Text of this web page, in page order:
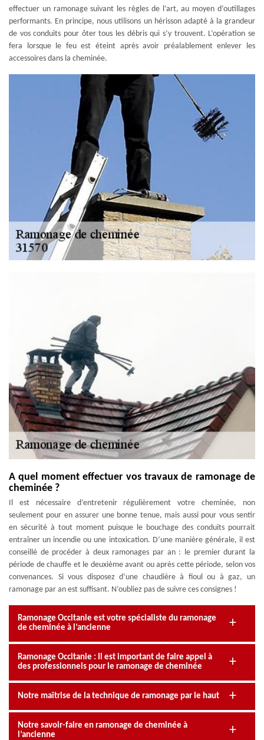
effectuer un ramonage suivant les règles de l’art, au moyen d’outillages
performants. En principe, nous utilisons un hérisson adapté à la grandeur
de vos conduits pour ôter tous les débris qui s’y trouvent. L’opération se
fera lorsque le feu est éteint après avoir préalablement enlever les
accessoires dans la cheminée.
A quel moment effectuer vos travaux de ramonage de
cheminée ?
Il est nécessaire d’entretenir régulièrement votre cheminée, non
seulement pour en assurer une bonne tenue, mais aussi pour vous sentir
en sécurité à tout moment puisque le bouchage des conduits pourrait
entraîner un incendie ou une intoxication. D’une manière générale, il est
conseillé de procéder à deux ramonages par an : le premier durant la
période de chauffe et le deuxième avant ou après cette période, selon vos
convenances. Si vous disposez d’une chaudière à fioul ou à gaz, un
ramonage par an est suffisant. N’oubliez pas de suivre ces consignes !
Ramonage Occitanie est votre spécialiste du ramonage
de cheminée à l’ancienne
Ramonage Occitanie : Il est important de faire appel à
des professionnels pour le ramonage de cheminée
Notre maîtrise de la technique de ramonage par le haut
Notre savoir-faire en ramonage de cheminée à
l’ancienne